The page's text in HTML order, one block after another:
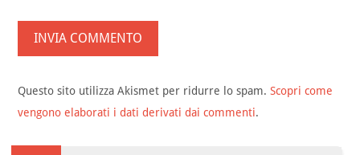
Questo sito utilizza Akismet per ridurre lo spam.Scopri come
vengono elaborati i dati derivati dai commenti.